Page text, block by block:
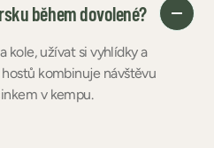
během dovolené?
kole, užívat si vyhlídky a
kombinuje návštěvu
v kempu.